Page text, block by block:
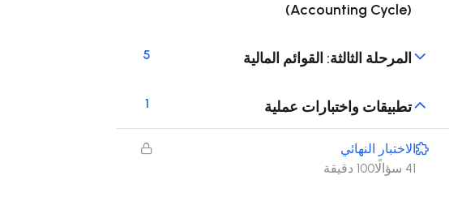
(Accounting Cycle)
المرحلة الثالثة: القوائم المالية 5
تطبيقات واختبارات عملية 1
الاختبار النهائي
100 دقيقة
41 سؤالًا